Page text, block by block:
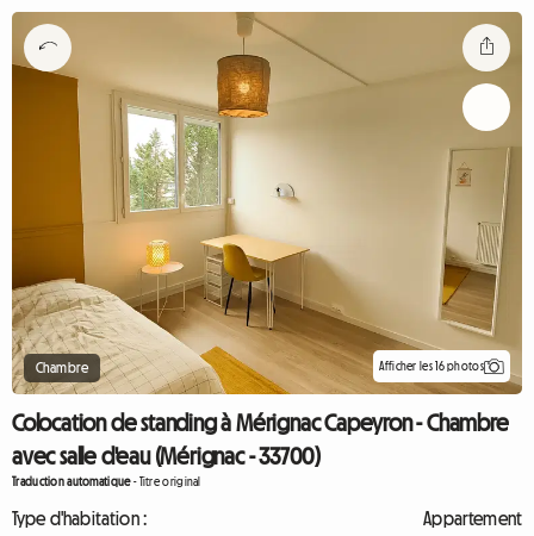
Chambre Afficher les 16 photos
Colocation de standing à Mérignac Capeyron - Chambre
avec salle d'eau (Mérignac - 33700)
Traduction automatique-Titre original
Type d'habitation :
Appartement